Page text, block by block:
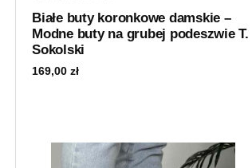
Białe buty koronkowe damskie –
Modne buty na grubej podeszwie T.
Sokolski
169,00zł